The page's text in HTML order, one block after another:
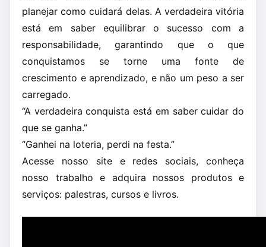
planejar como cuidará delas. A verdadeira vitória
está em saber equilibrar o sucesso com a
responsabilidade, garantindo que o que
conquistamos se torne uma fonte de
crescimento e aprendizado, e não um peso a ser
carregado.
“A verdadeira conquista está em saber cuidar do
que se ganha.”
“Ganhei na loteria, perdi na festa.”
Acesse nosso site e redes sociais, conheça
nosso trabalho e adquira nossos produtos e
serviços: palestras, cursos e livros.